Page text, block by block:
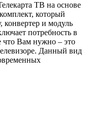
ТВ на основе
который
конвертер и модуль
потребность в
что Вам нужно – это
Данный вид